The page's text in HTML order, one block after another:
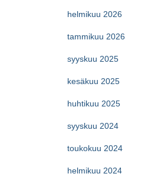
helmikuu 2026
tammikuu 2026
syyskuu 2025
kesäkuu 2025
huhtikuu 2025
syyskuu 2024
toukokuu 2024
helmikuu 2024